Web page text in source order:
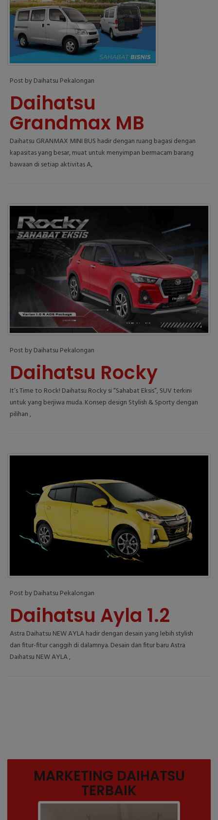
Post by Daihatsu Pekalongan
Daihatsu
Grandmax MB
Daihatsu GRANMAX MINI BUS hadir dengan ruang bagasi dengan
kapasitas yang besar, muat untuk menyimpan bermacam barang
bawaan di setiap aktivitas A,
Post by Daihatsu Pekalongan
Daihatsu Rocky
It’s Time to Rock! Daihatsu Rocky si “Sahabat Eksis”, SUV terkini
untuk yang berjiwa muda. Konsep design Stylish & Sporty dengan
pilihan ,
Post by Daihatsu Pekalongan
Daihatsu Ayla 1.2
Astra Daihatsu NEW AYLA hadir dengan desain yang lebih stylish
dan fitur-fitur canggih di dalamnya. Desain dan fitur baru Astra
Daihatsu NEW AYLA ,
MARKETING DAIHATSU
TERBAIK